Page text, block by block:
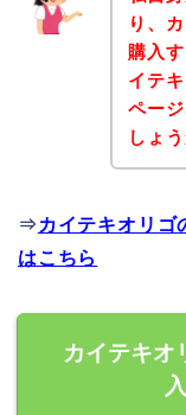
り、
購入
イテ
ペー
しょ
⇒ カイテキオリゴ
はこちら
カイテキオ